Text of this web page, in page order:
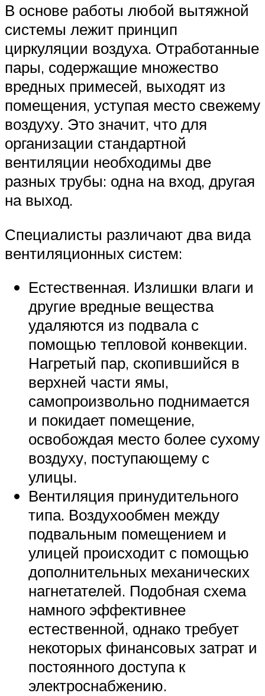
В основе работы любой вытяжной
системы лежит принцип
циркуляции воздуха. Отработанные
пары, содержащие множество
вредных примесей, выходят из
помещения, уступая место свежему
воздуху. Это значит, что для
организации стандартной
вентиляции необходимы две
разных трубы: одна на вход, другая
на выход.
Специалисты различают два вида
вентиляционных систем:
Естественная. Излишки влаги и
другие вредные вещества
удаляются из подвала с
помощью тепловой конвекции.
Нагретый пар, скопившийся в
верхней части ямы,
самопроизвольно поднимается
и покидает помещение,
освобождая место более сухому
воздуху, поступающему с
улицы.
Вентиляция принудительного
типа. Воздухообмен между
подвальным помещением и
улицей происходит с помощью
дополнительных механических
нагнетателей. Подобная схема
намного эффективнее
естественной, однако требует
некоторых финансовых затрат и
постоянного доступа к
электроснабжению.